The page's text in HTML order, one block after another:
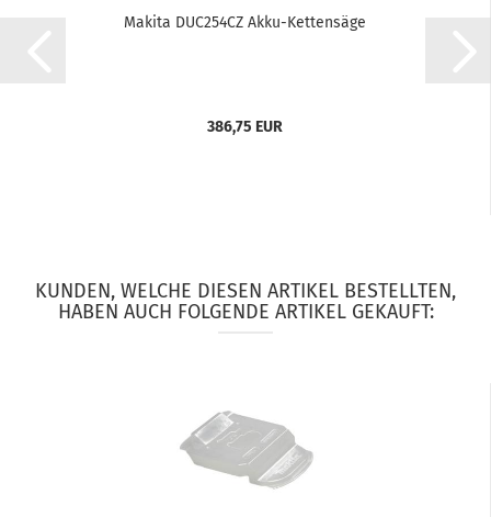
Makita DUC254CZ Akku-Kettensäge
386,75 EUR
KUNDEN, WELCHE DIESEN ARTIKEL BESTELLTEN,
HABEN AUCH FOLGENDE ARTIKEL GEKAUFT: